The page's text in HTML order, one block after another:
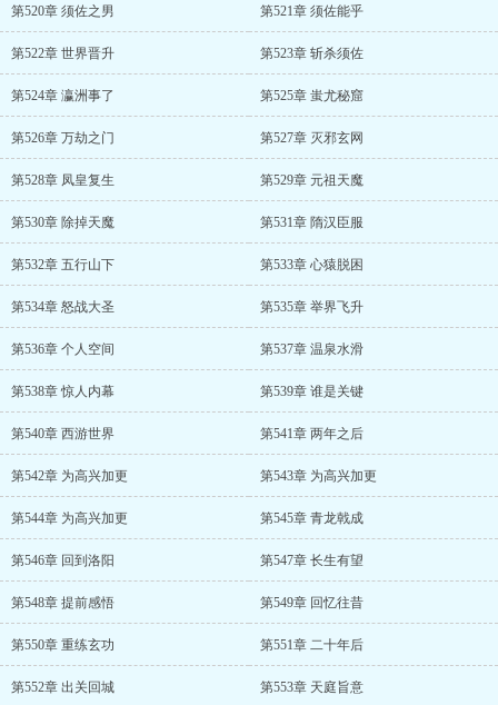
第520章 须佐之男 第521章 须佐能乎
第522章 世界晋升 第523章 斩杀须佐
第524章 瀛洲事了 第525章 蚩尤秘窟
第526章 万劫之门 第527章 灭邪玄网
第528章 凤皇复生 第529章 元祖天魔
第530章 除掉天魔 第531章 隋汉臣服
第532章 五行山下 第533章 心猿脱困
第534章 怒战大圣 第535章 举界飞升
第536章 个人空间 第537章 温泉水滑
第538章 惊人内幕 第539章 谁是关键
第540章 西游世界 第541章 两年之后
第542章 为高兴加更 第543章 为高兴加更
第544章 为高兴加更 第545章 青龙戟成
第546章 回到洛阳 第547章 长生有望
第548章 提前感悟 第549章 回忆往昔
第550章 重练玄功 第551章 二十年后
第552章 出关回城 第553章 天庭旨意